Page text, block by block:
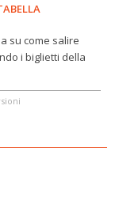
su come salire
i biglietti della